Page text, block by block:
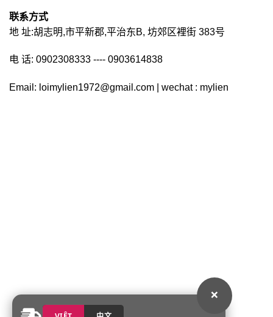
×
联系方式
地 址:胡志明,市平新郡,平治东B, 坊郊区裡街 383号
电 话: 0902308333 ---- 0903614838
Email: loimylien1972@gmail.com | wechat : mylien